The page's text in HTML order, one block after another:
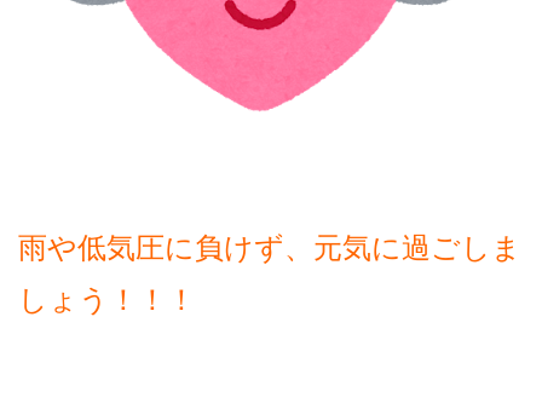
雨や低気圧に負けず、元気に過ごしま
しょう！！！